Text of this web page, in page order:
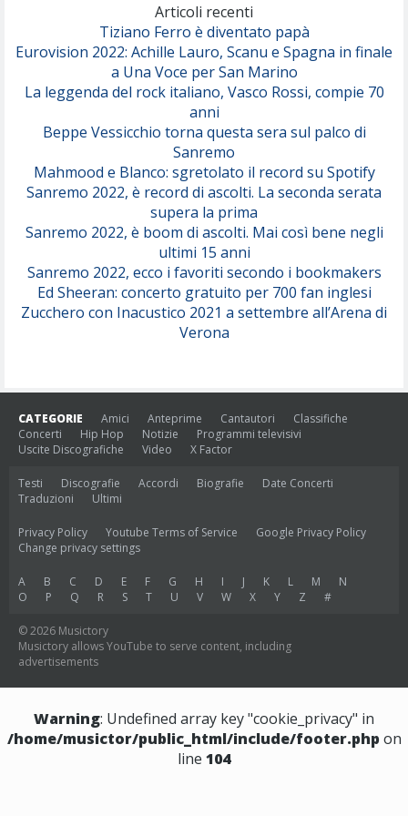
Serenamente
Articoli recenti
Tiziano Ferro è diventato papà
Eurovision 2022: Achille Lauro, Scanu e Spagna in finale
a Una Voce per San Marino
La leggenda del rock italiano, Vasco Rossi, compie 70
anni
Beppe Vessicchio torna questa sera sul palco di
Sanremo
Mahmood e Blanco: sgretolato il record su Spotify
Sanremo 2022, è record di ascolti. La seconda serata
supera la prima
Sanremo 2022, è boom di ascolti. Mai così bene negli
ultimi 15 anni
Sanremo 2022, ecco i favoriti secondo i bookmakers
Ed Sheeran: concerto gratuito per 700 fan inglesi
Zucchero con Inacustico 2021 a settembre all’Arena di
Verona
CATEGORIE Amici Anteprime Cantautori
Classifiche
Concerti
Hip Hop Notizie
Programmi televisivi
Uscite Discografiche
Video X Factor
Testi Discografie Accordi Biografie
Date Concerti
Traduzioni
Ultimi
Privacy Policy Youtube Terms of Service
Google Privacy Policy
Change privacy settings
A B C D E F G H I J K L M
N
O
P Q R S T U V W X Y Z #
© 2026 Musictory
Musictory allows YouTube to serve content, including
advertisements
Warning: Undefined array key "cookie_privacy" in
/home/musictor/public_html/include/footer.php on
line 104